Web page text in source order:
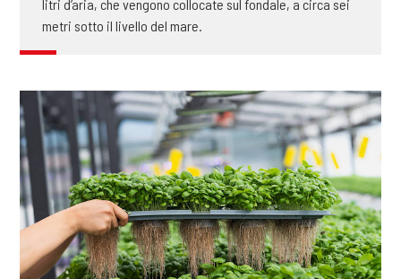
litri d’aria, che vengono collocate sul fondale, a circa sei
metri sotto il livello del mare.